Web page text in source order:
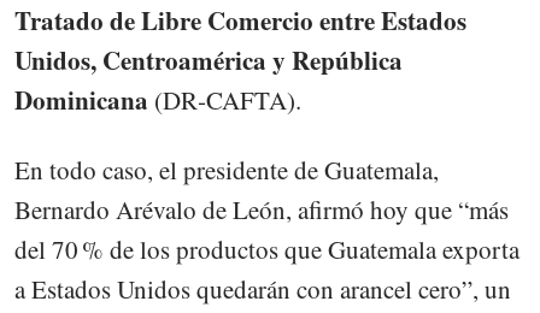
Tratado de Libre Comercio entre Estados
Unidos, Centroamérica y República
Dominicana (DR‑CAFTA).
En todo caso, el presidente de Guatemala,
Bernardo Arévalo de León, afirmó hoy que “más
del 70 % de los productos que Guatemala exporta
a Estados Unidos quedarán con arancel cero”, un